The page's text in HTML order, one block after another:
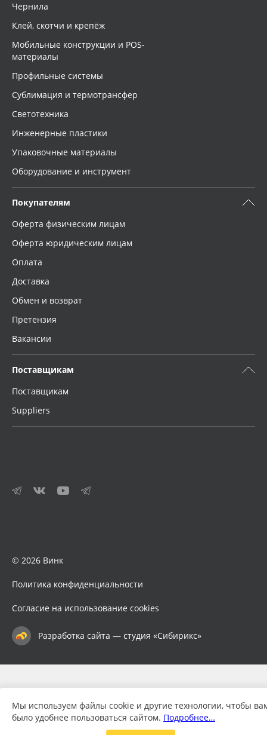
Чернила
Клей, скотчи и крепёж
Мобильные конструкции и POS-
материалы
Профильные системы
Сублимация и термотрансфер
Светотехника
Инженерные пластики
Упаковочные материалы
Оборудование и инструмент
Покупателям
Оферта физическим лицам
Оферта юридическим лицам
Оплата
Доставка
Обмен и возврат
Претензия
Вакансии
Поставщикам
Поставщикам
Suppliers
© 2026 Винк
Политика конфиденциальности
Согласие на использование cookies
Разработка сайта — студия «Сибирикс»
Мы используем файлы cookie и другие технологии, чтобы
было удобнее пользоваться сайтом. Подробнее…